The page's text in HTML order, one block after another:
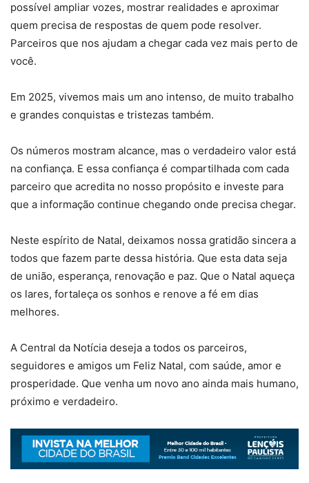
possível ampliar vozes, mostrar realidades e aproximar
quem precisa de respostas de quem pode resolver.
Parceiros que nos ajudam a chegar cada vez mais perto de
você.
Em 2025, vivemos mais um ano intenso, de muito trabalho
e grandes conquistas e tristezas também.
Os números mostram alcance, mas o verdadeiro valor está
na confiança. E essa confiança é compartilhada com cada
parceiro que acredita no nosso propósito e investe para
que a informação continue chegando onde precisa chegar.
Neste espírito de Natal, deixamos nossa gratidão sincera a
todos que fazem parte dessa história. Que esta data seja
de união, esperança, renovação e paz. Que o Natal aqueça
os lares, fortaleça os sonhos e renove a fé em dias
melhores.
A Central da Notícia deseja a todos os parceiros,
seguidores e amigos um Feliz Natal, com saúde, amor e
prosperidade. Que venha um novo ano ainda mais humano,
próximo e verdadeiro.